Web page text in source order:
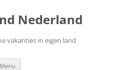
Nederland
vakanties in eigen land
Menu